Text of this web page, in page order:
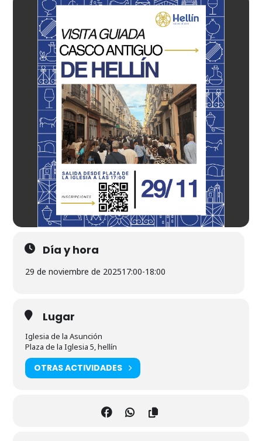
Día y hora
29 de noviembre de 202517:00-18:00
Lugar
Iglesia de la Asunción
Plaza de la Iglesia 5, hellín
OTRAS ACTIVIDADES